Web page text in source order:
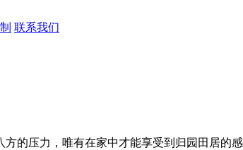
联系我们
压力，唯有在家中才能享受到归园田居的